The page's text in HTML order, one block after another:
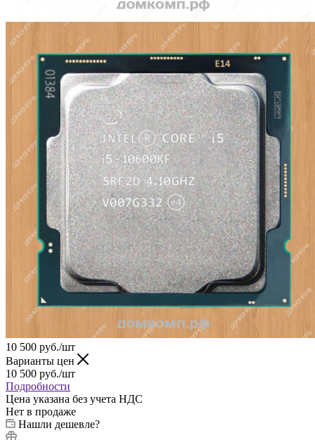
10 500 руб./шт
Варианты цен
10 500 руб./шт
Подробности
Цена указана без учета НДС
Нет в продаже
Нашли дешевле?